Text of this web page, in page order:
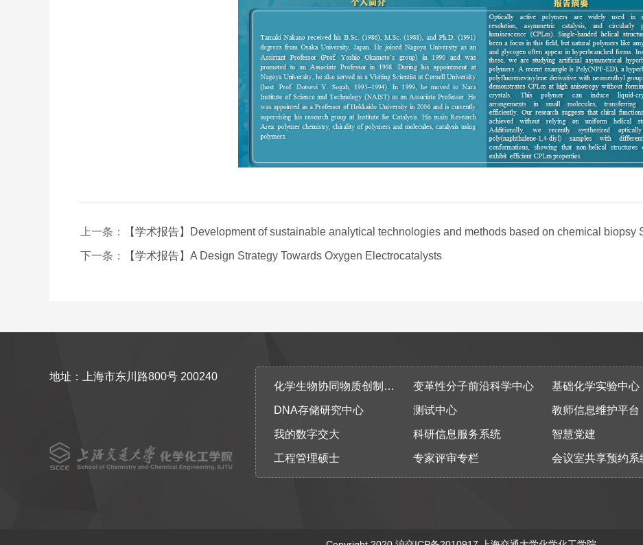
上一条： 【学术报告】Development of sustainable analytical technologies and methods based on chemical biopsy
下一条： 【学术报告】A Design Strategy Towards Oxygen Electrocatalysts
地址：上海市东川路800号 200240
化学生物协同物质创制全国重点实验室
变革性分子前沿科学中心 基础化学实验中心
DNA存储研究中心 测试中心 教师信息维护平台
我的数字交大 科研信息服务系统 智慧党建
工程管理硕士 专家评审专栏 会议室共享预约系